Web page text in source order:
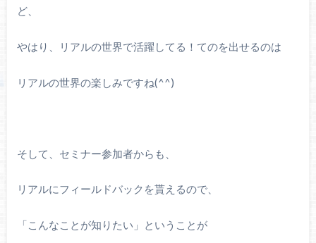
ど、
やはり、リアルの世界で活躍してる！てのを出せるのは
リアルの世界の楽しみですね(^^)
そして、セミナー参加者からも、
リアルにフィールドバックを貰えるので、
「こんなことが知りたい」ということが